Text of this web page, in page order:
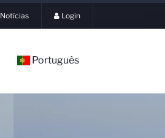
Notícias Login
Português